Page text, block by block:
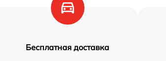
Бесплатная доставка